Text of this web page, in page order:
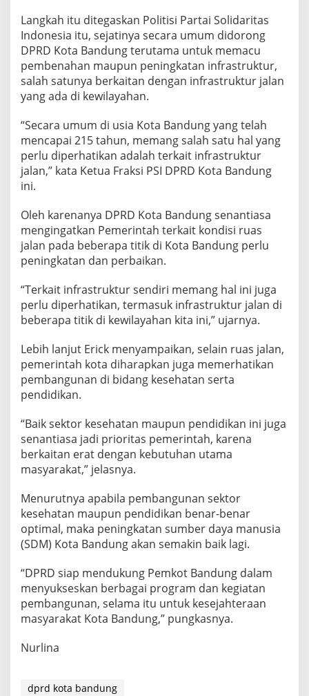
Langkah itu ditegaskan Politisi Partai Solidaritas
Indonesia itu, sejatinya secara umum didorong
DPRD Kota Bandung terutama untuk memacu
pembenahan maupun peningkatan infrastruktur,
salah satunya berkaitan dengan infrastruktur jalan
yang ada di kewilayahan.
“Secara umum di usia Kota Bandung yang telah
mencapai 215 tahun, memang salah satu hal yang
perlu diperhatikan adalah terkait infrastruktur
jalan,” kata Ketua Fraksi PSI DPRD Kota Bandung
ini.
Oleh karenanya DPRD Kota Bandung senantiasa
mengingatkan Pemerintah terkait kondisi ruas
jalan pada beberapa titik di Kota Bandung perlu
peningkatan dan perbaikan.
“Terkait infrastruktur sendiri memang hal ini juga
perlu diperhatikan, termasuk infrastruktur jalan di
beberapa titik di kewilayahan kita ini,” ujarnya.
Lebih lanjut Erick menyampaikan, selain ruas jalan,
pemerintah kota diharapkan juga memerhatikan
pembangunan di bidang kesehatan serta
pendidikan.
“Baik sektor kesehatan maupun pendidikan ini juga
senantiasa jadi prioritas pemerintah, karena
berkaitan erat dengan kebutuhan utama
masyarakat,” jelasnya.
Menurutnya apabila pembangunan sektor
kesehatan maupun pendidikan benar-benar
optimal, maka peningkatan sumber daya manusia
(SDM) Kota Bandung akan semakin baik lagi.
“DPRD siap mendukung Pemkot Bandung dalam
menyukseskan berbagai program dan kegiatan
pembangunan, selama itu untuk kesejahteraan
masyarakat Kota Bandung,” pungkasnya.
Nurlina
dprd kota bandung